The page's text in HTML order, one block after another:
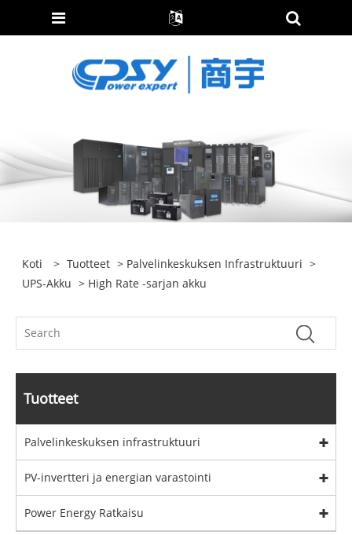
Koti > Tuotteet > Palvelinkeskuksen Infrastruktuuri >
UPS-Akku > High Rate -sarjan akku
Tuotteet
Palvelinkeskuksen infrastruktuuri
PV-invertteri ja energian varastointi
Power Energy Ratkaisu